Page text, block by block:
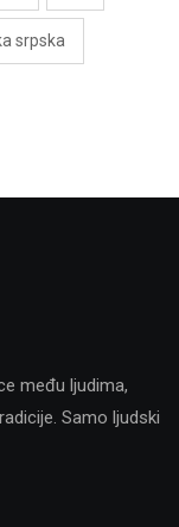
srpska
među ljudima,
Samo ljudski